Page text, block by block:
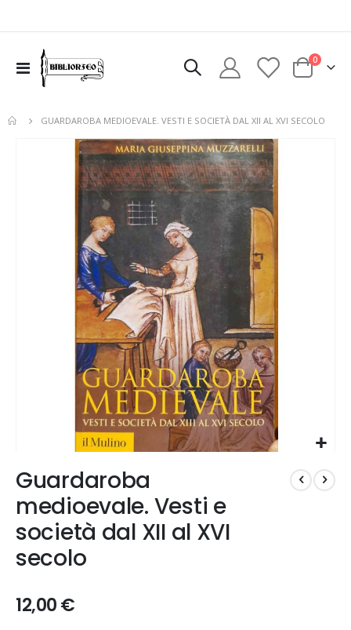
Toggle
Nav
Cart
0elementi
GUARDAROBA MEDIOEVALE. VESTI E SOCIETÀ DAL XII AL XVI SECOLO
all'inizio
della
galleria
di
immagini
Guardaroba
medioevale. Vesti e
società dal XII al XVI
secolo
12,00 €